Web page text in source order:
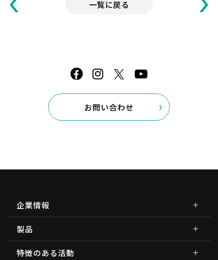
一覧に戻る
お問い合わせ
企業情報
製品
特徴のある活動